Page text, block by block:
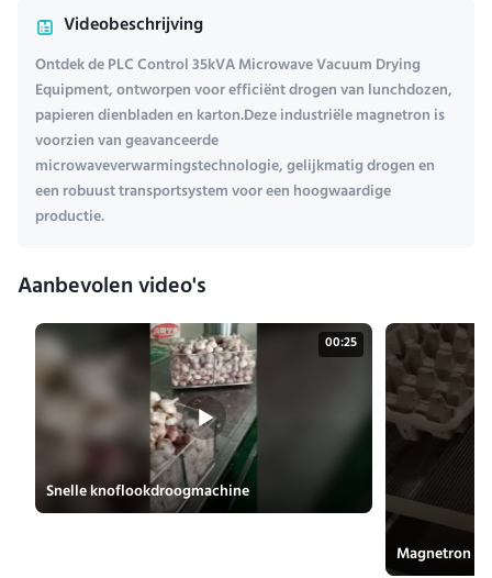
Videobeschrijving
Ontdek de PLC Control 35kVA Microwave Vacuum Drying
Equipment, ontworpen voor efficiënt drogen van lunchdozen,
papieren dienbladen en karton.Deze industriële magnetron is
voorzien van geavanceerde
microwaveverwarmingstechnologie, gelijkmatig drogen en
een robuust transportsystem voor een hoogwaardige
productie.
Aanbevolen video's
00:25
Snelle knoflookdroogmachine
Magnetron